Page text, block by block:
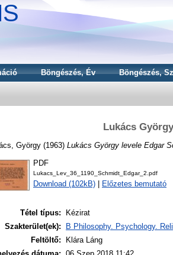
Böngészés, Év Böngészés,
Lukács
György (1963) Lukács György levele Edgar
PDF
Lukacs_Lev_36_1190_Schmidt_Edgar_2.pdf
Download (102kB) Előzetes bemutató
Tétel típus:
Kézirat
Szakterület(ek):
B Philosophy. Psychology.
Feltöltő:
Klára Láng